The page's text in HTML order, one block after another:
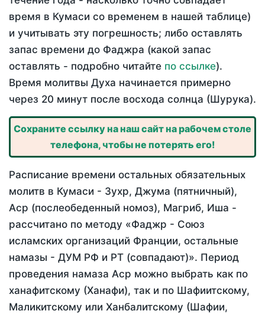
время в Кумаси со временем в нашей таблице)
и учитывать эту погрешность; либо оставлять
запас времени до Фаджра (какой запас
оставлять - подробно читайте по ссылке).
Время молитвы Духа начинается примерно
через 20 минут после восхода солнца (Шурука).
Сохраните ссылку на наш сайт на рабочем столе
телефона, чтобы не потерять его!
Расписание времени остальных обязательных
молитв в Кумаси - Зухр, Джума (пятничный),
Аср (послеобеденный номоз), Магриб, Иша -
рассчитано по методу «Фаджр - Союз
исламских организаций Франции, остальные
намазы - ДУМ РФ и РТ (совпадают)». Период
проведения намаза Аср можно выбрать как по
ханафитскому (Ханафи), так и по Шафиитскому,
Маликитскому или Ханбалитскому (Шафии,